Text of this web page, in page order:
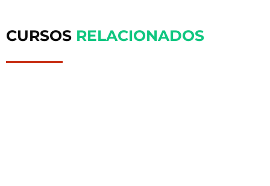
CURSOS RELACIONADOS